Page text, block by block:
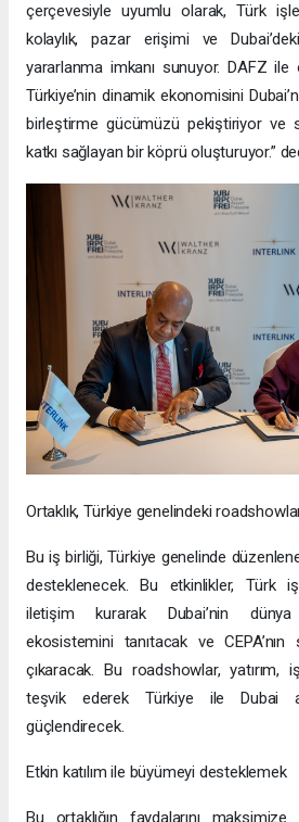
çerçevesiyle uyumlu olarak, Türk
kolaylık, pazar erişimi ve
yararlanma imkanı sunuyor. DAFZ ile
Türkiye’nin dinamik ekonomisini
birleştirme gücümüzü pekiştiriyor ve
katkı sağlayan bir köprü oluşturuyor.”
Ortaklık, Türkiye genelindeki
Bu iş birliği, Türkiye genelinde
desteklenecek. Bu etkinlikler, Türk
iletişim kurarak Dubai’nin
ekosistemini tanıtacak ve CEPA’nın
çıkaracak. Bu roadshowlar,
teşvik ederek Türkiye ile Dubai
güçlendirecek.
Etkin katılım ile büyümeyi desteklemek
Bu ortaklığın faydalarını